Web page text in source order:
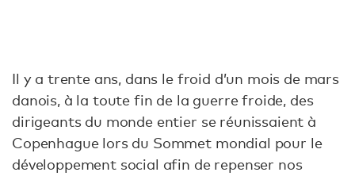
Il y a trente ans, dans le froid d’un mois de mars
danois, à la toute fin de la guerre froide, des
dirigeants du monde entier se réunissaient à
Copenhague lors du Sommet mondial pour le
développement social afin de repenser nos